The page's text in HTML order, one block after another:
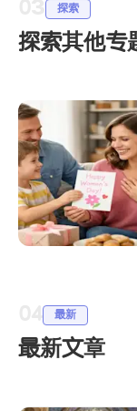
探索
探索其他专
最新
最新文章